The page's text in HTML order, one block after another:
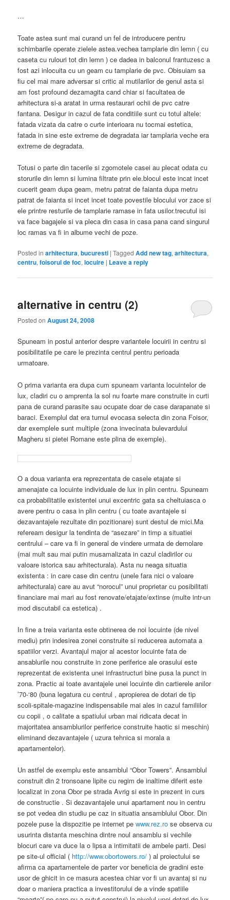
…
Toate astea sunt mai curand un fel de introducere pentru
schimbarile operate zielele astea.vechea tamplarie din lemn ( cu
caseta cu rulouri tot din lemn ) ce dadea in balconul frantuzesc a
fost azi inlocuita cu un geam cu tamplarie de pvc. Obisuiam sa
fiu cel mai mare adversar si critic al mutilarilor de genul asta si
am fost profound dezamagita cand chiar si facultatea de
arhitectura si-a aratat in urma restaurari ochii de pvc catre
fantana. Desigur in cazul de fata conditiile sunt cu totul altele:
fatada vizata da catre o curte interioara nu tocmai estetica,
fatada in sine este extreme de degradata iar tamplaria veche era
extreme de degradata.
Totusi o parte din tacerile si zgomotele casei au plecat odata cu
storurile din lemn si lumina filtrate prin ele.blocul este incat incet
cucerit geam dupa geam, metru patrat de faianta dupa metru
patrat de faianta si incet incet toate povestile blocului vor zace si
ele printre resturile de tamplarie ramase in fata usilor.trecutul isi
va face bagajele si va pleca din casa in casa pana cand singurul
loc ramas va fi in albume vechi de poze.
Posted in arhitectura,bucuresti |Tagged Add new tag,arhitectura,
centru,foisorul de foc,locuire | Leave a reply
alternative in centru (2)
Posted onAugust 24, 2008
Spuneam in postul anterior despre variantele locuirii in centru si
posibilitatile pe care le prezinta centrul pentru perioada
urmatoare.
O prima varianta era dupa cum spuneam varianta locuintelor de
lux, cladiri cu o amprenta la sol nu foarte mare construite in curti
pana de curand parasite sau ocupate doar de case darapanate si
baraci. Exemplul dat era turnul evocasa selecta din zona Foisor,
dar exemplele sunt multiple (zona invecinata bulevardului
Magheru si pietei Romane este plina de exemple).
O a doua varianta era reprezentata de casele etajate si
amenajate ca locuinte individuale de lux in plin centru. Spuneam
ca probabilitatile existentei unui excentric gata sa cheltuiasca o
avere pentru o casa in plin centru ( cu toate avantajele si
dezavantajele rezultate din pozitionare) sunt destul de mici.Ma
refeream desigur la tendinta de “asezare” in timp a situatiei
centrului – care va fi in general de vindere urmata de demolare
(mai mult sau mai putin musamalizata in cazul cladirilor cu
valoare istorica sau arhitecturala). Asta nu neaga situatia
existenta : in care case din centru (unele fara nici o valoare
arhitecturala) care au avut “norocul” unui proprietar cu posibilitati
financiare mai mari au fost renovate/etajate/extinse (multe intr-un
mod discutabil ca estetica) .
In fine a treia varianta este obtinerea de noi locuinte (de nivel
mediu) prin indesirea zonei construite si reducerea automata a
spatiilor verzi. Avantajul major al acestor locuinte fata de
ansablurile nou construite in zone periferice ale orasului este
reprezentat de existenta unei infrastructuri bine pusa la punct in
zona. Practic ai toate avantajele unei locuinte din cartierele anilor
’70-‘80 (buna legatura cu centrul , apropierea de dotari de tip
scoli-spitale-magazine indispensabile mai ales in cazul familiilor
cu copii , o calitate a spatiului urban mai ridicata decat in
majoritatea ansamblurilor periferice construite haotic si meschin)
eliminand dezavantajele ( uzura tehnica si morala a
apartamentelor).
Un astfel de exemplu este ansamblul “Obor Towers”. Ansamblul
construit din 2 tronsoane lipite cu regim de inaltime diferit este
localizat in zona Obor pe strada Avrig si este in prezent in curs
de constructie . Si dezavantajele unui apartament nou in centru
se pot vedea din studiu pe caz in situatia ansamblului Obor. Din
pozele puse la dispozitie pe internet pewww.rez.ro se observa cu
usurinta distanta meschina dintre noul ansamblu si vechile
blocuri care va duce la o lipsa a intimitatii de ambele parti. Desi
pe site-ul official ( http://www.obortowers.ro/ ) al proiectului se
afirma ca apartamentele de parter vor beneficia de gradini este
usor de ghicit in ce masura acestea chiar vor fi un avantaj si nu
doar o maniera practica a investitorului de a vinde spatiile